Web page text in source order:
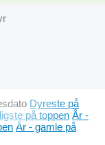
Dyreste på
på toppen År -
År - gamle på